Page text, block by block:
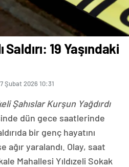
Saldırı: 19 Yaşındaki
Şubat 2026 10:31
Şahıslar Kurşun Yağdırdı
dün gece saatlerinde
bir genç hayatını
ağır yaralandı. Olay, saat
Mahallesi Yıldızeli Sokak